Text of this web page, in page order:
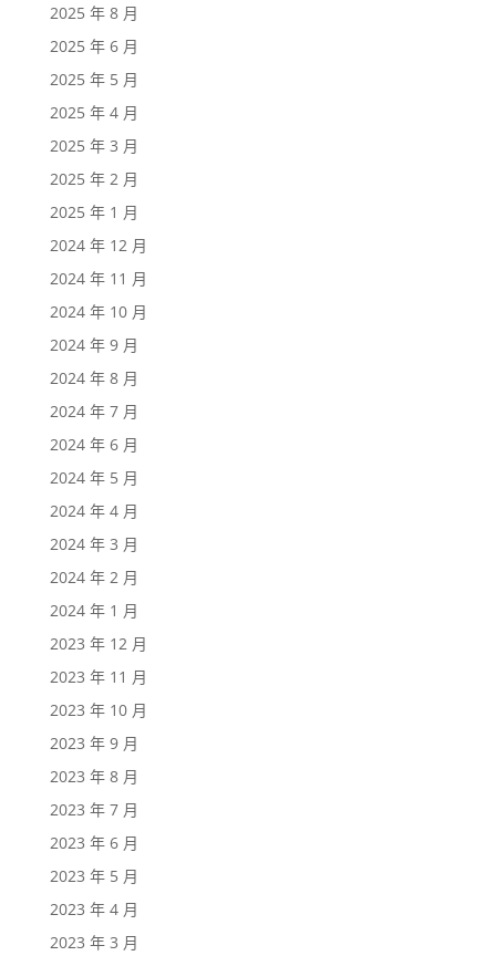
2025 年 8 月
2025 年 6 月
2025 年 5 月
2025 年 4 月
2025 年 3 月
2025 年 2 月
2025 年 1 月
2024 年 12 月
2024 年 11 月
2024 年 10 月
2024 年 9 月
2024 年 8 月
2024 年 7 月
2024 年 6 月
2024 年 5 月
2024 年 4 月
2024 年 3 月
2024 年 2 月
2024 年 1 月
2023 年 12 月
2023 年 11 月
2023 年 10 月
2023 年 9 月
2023 年 8 月
2023 年 7 月
2023 年 6 月
2023 年 5 月
2023 年 4 月
2023 年 3 月